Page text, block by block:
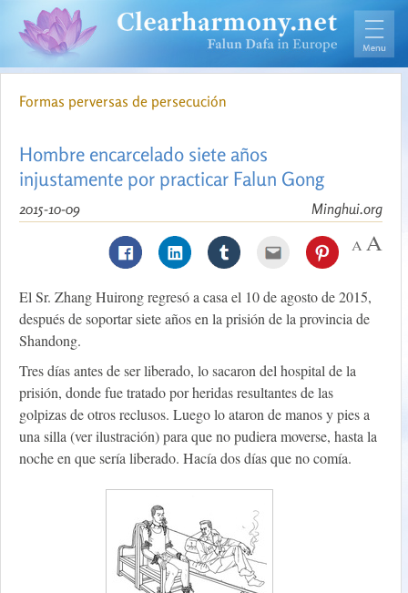
Formas perversas de persecución
Hombre encarcelado siete años
injustamente por practicar Falun Gong
Minghui.org
2015-10-09
El Sr. Zhang Huirong regresó a casa el 10 de agosto de 2015,
después de soportar siete años en la prisión de la provincia de
Shandong.
Tres días antes de ser liberado, lo sacaron del hospital de la
prisión, donde fue tratado por heridas resultantes de las
golpizas de otros reclusos. Luego lo ataron de manos y pies a
una silla (ver ilustración) para que no pudiera moverse, hasta la
noche en que sería liberado. Hacía dos días que no comía.